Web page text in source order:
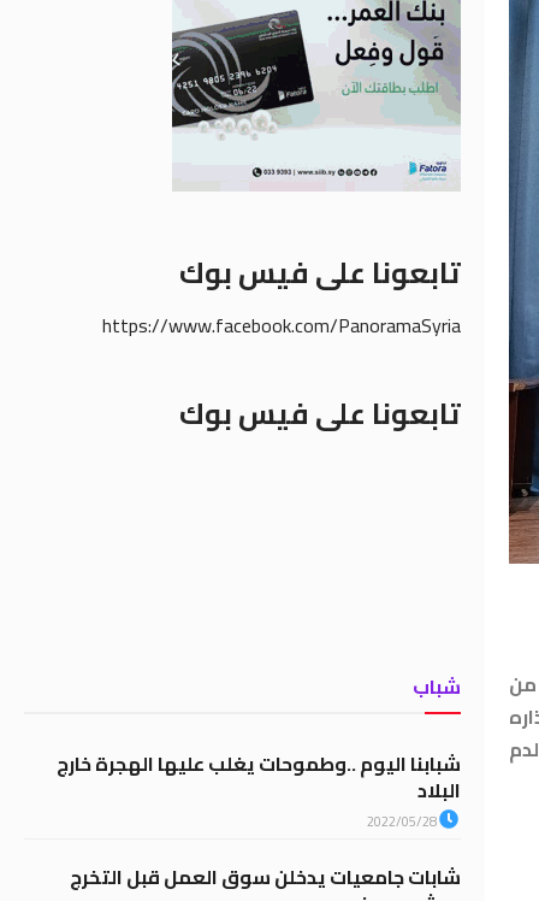
من
تابعونا على فيس بوك
https://www.facebook.com/PanoramaSyria
تابعونا على فيس بوك
شباب
شبابنا اليوم ..وطموحات يغلب عليها الهجرة خارج
البلاد
2022/05/28
شابات جامعيات يدخلن سوق العمل قبل التخرج